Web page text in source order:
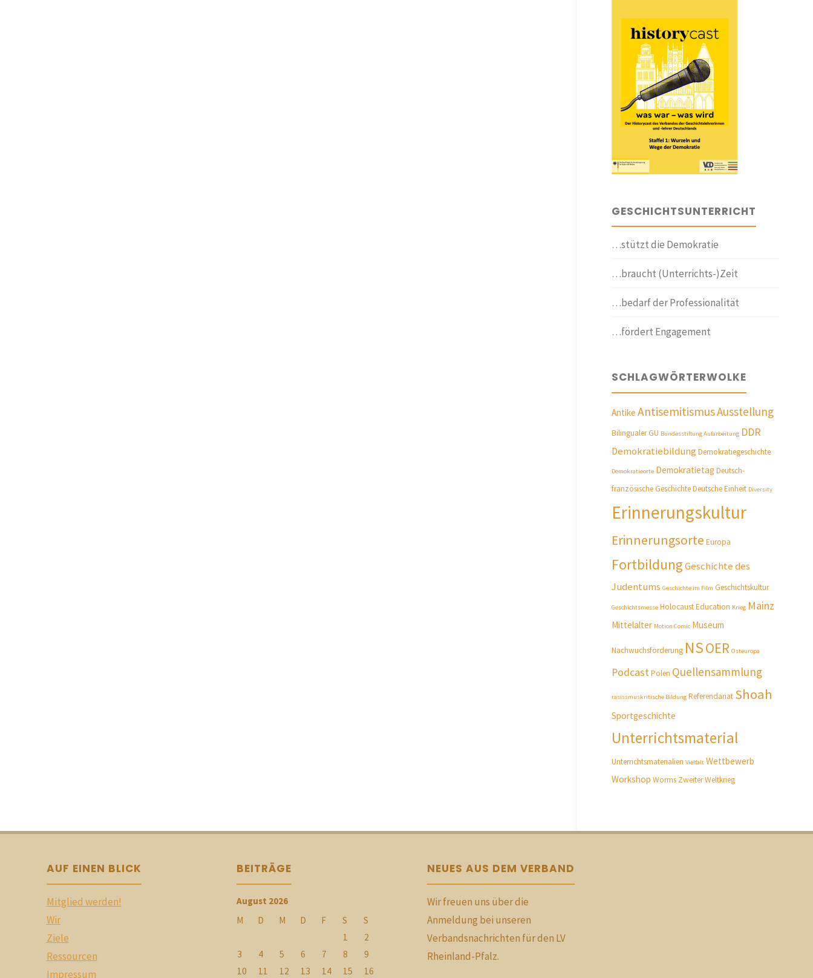
GESCHICHTSUNTERRICHT
…stützt die Demokratie
…braucht (Unterrichts-)Zeit
…bedarf der Professionalität
…fördert Engagement
SCHLAGWÖRTERWOLKE
Antike AntisemitismusAusstellung
Bilingualer GU Bundesstiftung Aufarbeitung DDR
Demokratiebildung Demokratiegeschichte
Demokratieorte Demokratietag Deutsch-
französische GeschichteDeutsche Einheit Diversity
Erinnerungskultur
Erinnerungsorte Europa
Fortbildung Geschichte des
Judentums Geschichte im Film Geschichtskultur
Geschichtsmesse Holocaust Education Krieg Mainz
Mittelalter Motion Comic Museum
Nachwuchsförderung NSOER Osteuropa
PodcastPolen Quellensammlung
rasissmuskritische Bildung Referendariat Shoah
Sportgeschichte
Unterrichtsmaterial
Unterrichtsmaterialien Vielfalt Wettbewerb
Workshop Worms Zweiter Weltkrieg
AUF EINEN BLICK
Mitglied werden!
Wir
Ziele
Ressourcen
Impressum
BEITRÄGE
August 2026
M
D M D F S
S
1
2
3
4 5 6 7 8
9
10
11 12 13 14 15 16
NEUES AUS DEM VERBAND
Wir freuen uns über die
Anmeldung bei unseren
Verbandsnachrichten für den LV
Rheinland-Pfalz.